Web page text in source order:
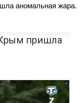
аномальная жара.
пришла